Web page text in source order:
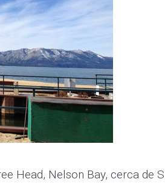
Head, Nelson Bay, cerca de